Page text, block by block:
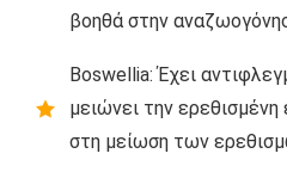
βοηθά στην
Boswellia: Έχει
μειώνει την
στη μείωση των